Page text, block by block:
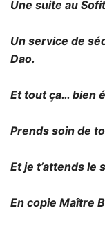
Une suite au
Un service de
Dao.
Et tout ça… bien
Prends soin de
Et je t’attends le
En copie Maître